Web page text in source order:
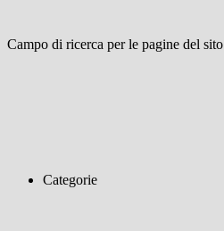
Campo di ricerca per le pagine del sito
Categorie